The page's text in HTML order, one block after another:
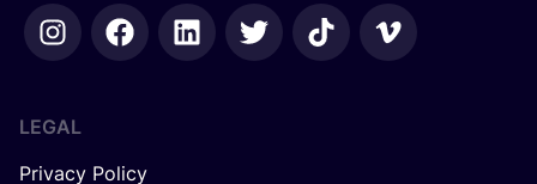
LEGAL
Privacy Policy